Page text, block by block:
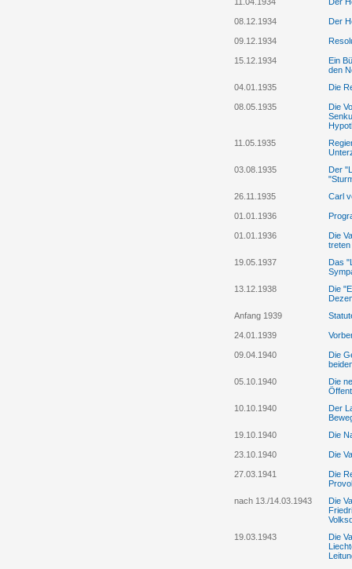
08.12.1934 Der
09.12.1934
15.12.1934
Ein
den
04.01.1935
Die
08.05.1935
Die
11.05.1935
03.08.1935
Der
26.11.1935
Carl
01.01.1936
01.01.1936
Die
treten
19.05.1937
Das
13.12.1938
Die
Anfang 1939
24.01.1939
09.04.1940
Die
05.10.1940
Die
10.10.1940
Der
19.10.1940
Die
23.10.1940 Die
27.03.1941
Die
nach 13./14.03.1943
Die
19.03.1943
Die